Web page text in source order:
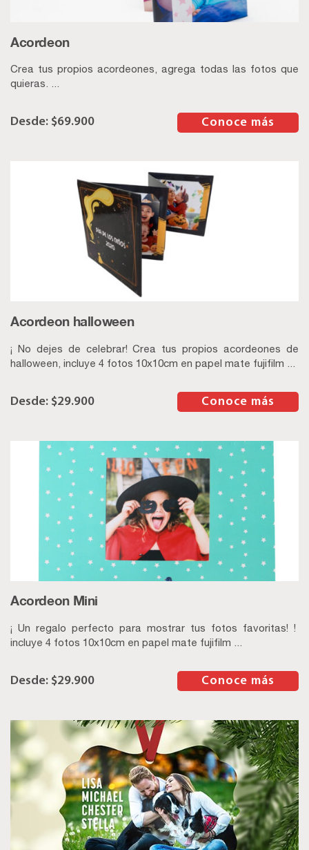
Acordeon
Crea tus propios acordeones, agrega todas las fotos que
quieras. ...
$69.900 Conoce más
Acordeon halloween
¡ No dejes de celebrar! Crea tus propios acordeones de
halloween, incluye 4 fotos 10x10cm en papel mate fujifilm ...
$29.900 Conoce más
Acordeon Mini
¡ Un regalo perfecto para mostrar tus fotos favoritas! !
incluye 4 fotos 10x10cm en papel mate fujifilm ...
$29.900 Conoce más